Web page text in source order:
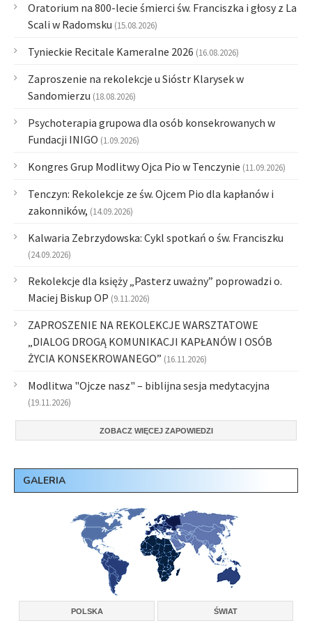
Oratorium na 800-lecie śmierci św. Franciszka i głosy z La
Scali w Radomsku (15.08.2026)
Tynieckie Recitale Kameralne 2026 (16.08.2026)
Zaproszenie na rekolekcje u Sióstr Klarysek w
Sandomierzu (18.08.2026)
Psychoterapia grupowa dla osób konsekrowanych w
Fundacji INIGO (1.09.2026)
Kongres Grup Modlitwy Ojca Pio w Tenczynie (11.09.2026)
Tenczyn: Rekolekcje ze św. Ojcem Pio dla kapłanów i
zakonników, (14.09.2026)
Kalwaria Zebrzydowska: Cykl spotkań o św. Franciszku
(24.09.2026)
Rekolekcje dla księży „Pasterz uważny” poprowadzi o.
Maciej Biskup OP (9.11.2026)
ZAPROSZENIE NA REKOLEKCJE WARSZTATOWE
„DIALOG DROGĄ KOMUNIKACJI KAPŁANÓW I OSÓB
ŻYCIA KONSEKROWANEGO” (16.11.2026)
Modlitwa "Ojcze nasz" – biblijna sesja medytacyjna
(19.11.2026)
ZOBACZ WIĘCEJ ZAPOWIEDZI
GALERIA
POLSKA ŚWIAT